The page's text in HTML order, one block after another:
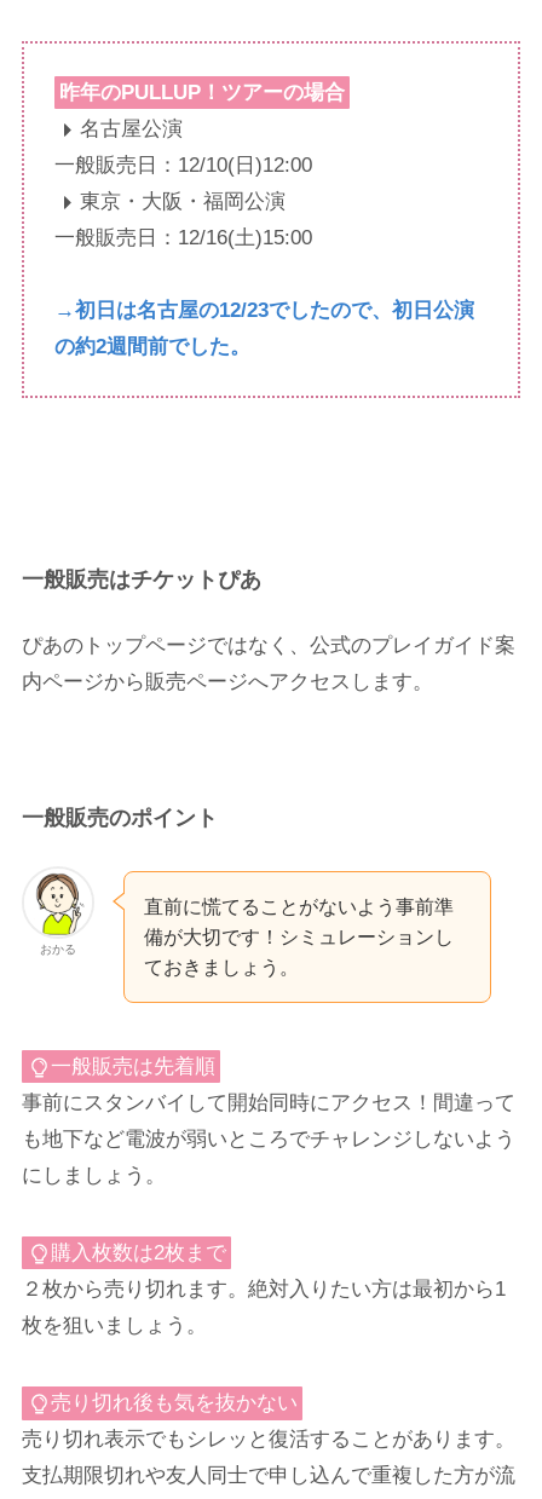
昨年のPULLUP！ツアーの場合
名古屋公演
一般販売日：12/10(日)12:00
東京・大阪・福岡公演
一般販売日：12/16(土)15:00
→初日は名古屋の12/23でしたので、初日公演
の約2週間前でした。
一般販売はチケットぴあ
ぴあのトップページではなく、公式のプレイガイド案
内ページから販売ページへアクセスします。
一般販売のポイント
おかる
直前に慌てることがないよう事前準
備が大切です！シミュレーションし
ておきましょう。
一般販売は先着順
事前にスタンバイして開始同時にアクセス！間違って
も地下など電波が弱いところでチャレンジしないよう
にしましょう。
購入枚数は2枚まで
２枚から売り切れます。絶対入りたい方は最初から1
枚を狙いましょう。
売り切れ後も気を抜かない
売り切れ表示でもシレッと復活することがあります。
支払期限切れや友人同士で申し込んで重複した方が流